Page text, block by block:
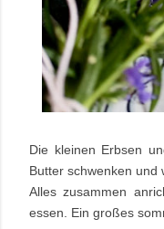
Die kleinen Erbsen
Butter schwenken und
Alles zusammen
essen. Ein großes